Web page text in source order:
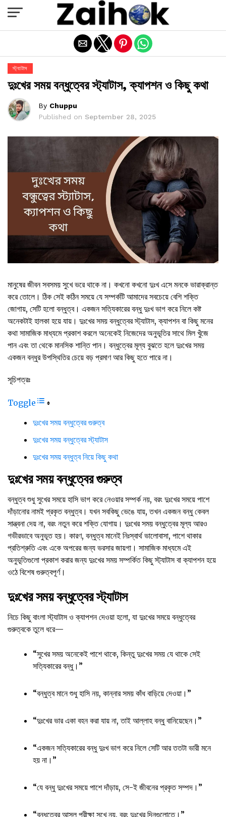
স্ট্যাটাস
দুঃখের সময় বন্ধুত্বের স্ট্যাটাস, ক্যাপশন ও কিছু কথা
By Chuppu
Published on September 28, 2025
মানুষের জীবন সবসময় সুখে ভরে থাকে না। কখনো কখনো দুঃখ এসে মনকে ভারাক্রান্ত
করে তোলে। ঠিক সেই কঠিন সময়ে যে সম্পর্কটি আমাদের সবচেয়ে বেশি শক্তি
জোগায়, সেটি হলো বন্ধুত্ব। একজন সত্যিকারের বন্ধু দুঃখ ভাগ করে নিলে কষ্ট
অনেকটাই হালকা হয়ে যায়। দুঃখের সময় বন্ধুত্বের স্ট্যাটাস, ক্যাপশন বা কিছু মনের
কথা সামাজিক মাধ্যমে প্রকাশ করলে অনেকেই নিজেদের অনুভূতির সাথে মিল খুঁজে
পান এবং তা থেকে মানসিক শান্তি পান। বন্ধুত্বের মূল্য বুঝতে হলে দুঃখের সময়
একজন বন্ধুর উপস্থিতির চেয়ে বড় প্রমাণ আর কিছু হতে পারে না।
সূচিপত্রঃ
Toggle
দুঃখের সময় বন্ধুত্বের গুরুত্ব
দুঃখের সময় বন্ধুত্বের স্ট্যাটাস
দুঃখের সময় বন্ধুত্ব নিয়ে কিছু কথা
দুঃখের সময় বন্ধুত্বের গুরুত্ব
বন্ধুত্ব শুধু সুখের সময়ে হাসি ভাগ করে নেওয়ার সম্পর্ক নয়, বরং দুঃখের সময়ে পাশে
দাঁড়ানোর নামই প্রকৃত বন্ধুত্ব। যখন সবকিছু ভেঙে যায়, তখন একজন বন্ধু কেবল
সান্ত্বনা দেয় না, বরং নতুন করে শক্তি যোগায়। দুঃখের সময় বন্ধুত্বের মূল্য আরও
গভীরভাবে অনুভূত হয়। কারণ, বন্ধুত্ব মানেই নিঃস্বার্থ ভালোবাসা, পাশে থাকার
প্রতিশ্রুতি এবং একে অপরের জন্য ভরসার জায়গা। সামাজিক মাধ্যমে এই
অনুভূতিগুলো প্রকাশ করার জন্য দুঃখের সময় সম্পর্কিত কিছু স্ট্যাটাস বা ক্যাপশন হয়ে
ওঠে বিশেষ গুরুত্বপূর্ণ।
দুঃখের সময় বন্ধুত্বের স্ট্যাটাস
নিচে কিছু বাংলা স্ট্যাটাস ও ক্যাপশন দেওয়া হলো, যা দুঃখের সময়ে বন্ধুত্বের
গুরুত্বকে তুলে ধরে—
“সুখের সময় অনেকেই পাশে থাকে, কিন্তু দুঃখের সময় যে থাকে সেই
সত্যিকারের বন্ধু।”
“বন্ধুত্ব মানে শুধু হাসি নয়, কান্নার সময় কাঁধ বাড়িয়ে দেওয়া।”
“দুঃখের ভার একা বহন করা যায় না, তাই আল্লাহ বন্ধু বানিয়েছেন।”
“একজন সত্যিকারের বন্ধু দুঃখ ভাগ করে নিলে সেটি আর ততটা ভারী মনে
হয় না।”
“যে বন্ধু দুঃখের সময়ে পাশে দাঁড়ায়, সে-ই জীবনের প্রকৃত সম্পদ।”
“বন্ধুত্বের আসল পরীক্ষা সুখে নয়, বরং দুঃখের দিনগুলোতে।”
Exit mobile version